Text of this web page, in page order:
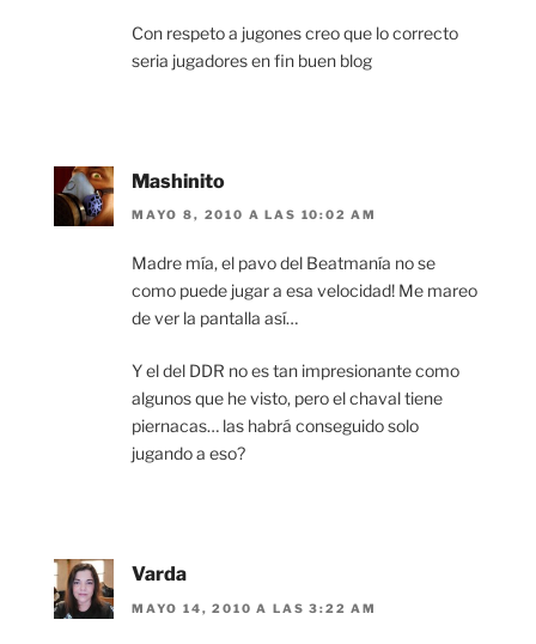
Con respeto a jugones creo que lo correcto
seria jugadores en fin buen blog
Mashinito
MAYO 8, 2010 A LAS 10:02 AM
Madre mía, el pavo del Beatmanía no se
como puede jugar a esa velocidad! Me mareo
de ver la pantalla así…
Y el del DDR no es tan impresionante como
algunos que he visto, pero el chaval tiene
piernacas… las habrá conseguido solo
jugando a eso?
Varda
MAYO 14, 2010 A LAS 3:22 AM